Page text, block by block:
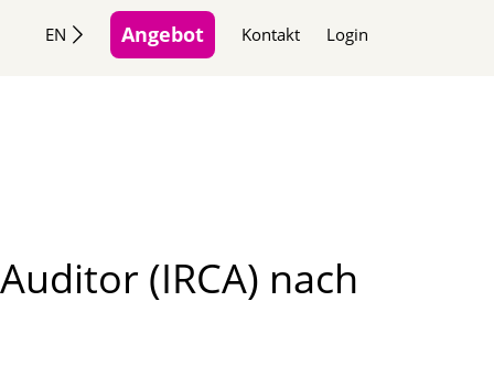
EN Angebot Kontakt Login
(IRCA) nach